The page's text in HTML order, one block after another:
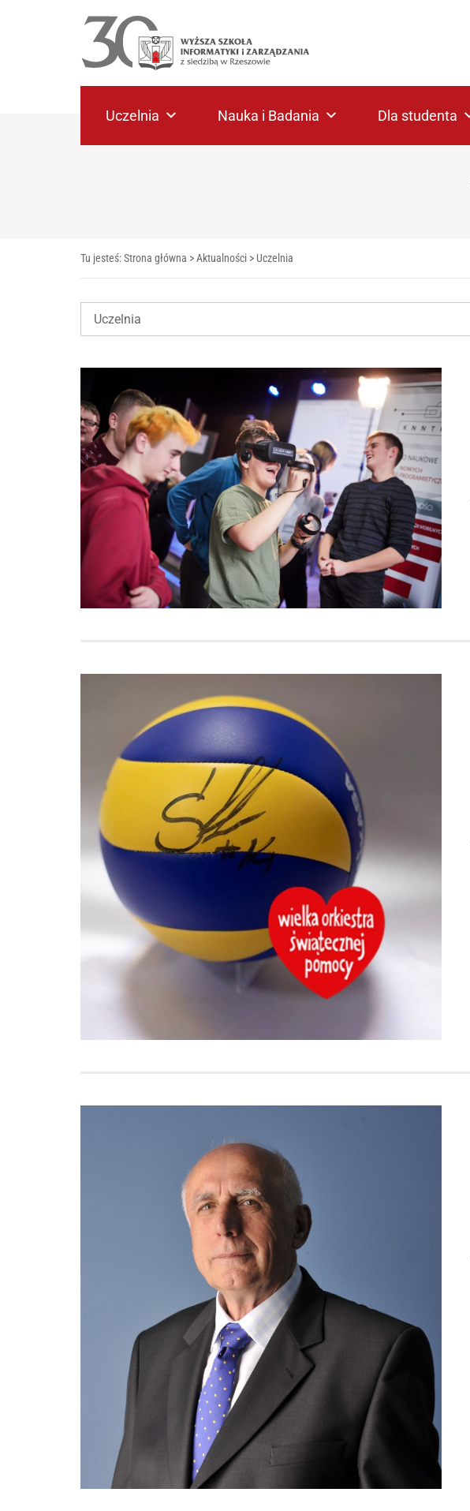
Uczelnia Nauka i Badania Dla studenta
Tu jesteś:Strona główna >Aktualności > Uczelnia